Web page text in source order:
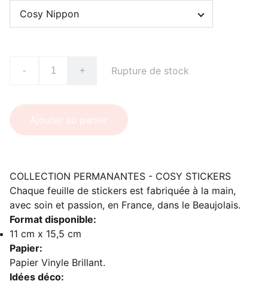
- + Rupture de stock
Ajouter au panier
COLLECTION PERMANANTES - COSY STICKERS
Chaque feuille de stickers est fabriquée à la main,
avec soin et passion, en France, dans le Beaujolais.
Format disponible:
11 cm x 15,5 cm
Papier:
Papier Vinyle Brillant.
Idées déco: